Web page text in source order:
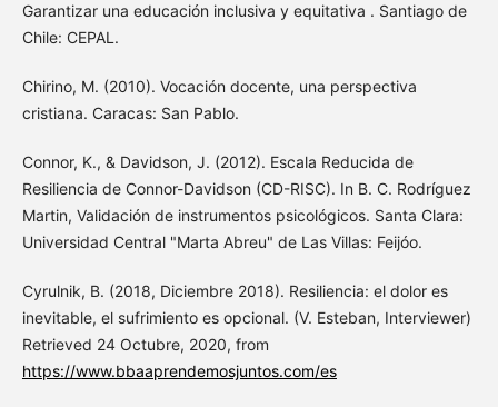
Garantizar una educación inclusiva y equitativa . Santiago de
Chile: CEPAL.
Chirino, M. (2010). Vocación docente, una perspectiva
cristiana. Caracas: San Pablo.
Connor, K., & Davidson, J. (2012). Escala Reducida de
Resiliencia de Connor-Davidson (CD-RISC). In B. C. Rodríguez
Martin, Validación de instrumentos psicológicos. Santa Clara:
Universidad Central "Marta Abreu" de Las Villas: Feijóo.
Cyrulnik, B. (2018, Diciembre 2018). Resiliencia: el dolor es
inevitable, el sufrimiento es opcional. (V. Esteban, Interviewer)
Retrieved 24 Octubre, 2020, from
https://www.bbaaprendemosjuntos.com/es